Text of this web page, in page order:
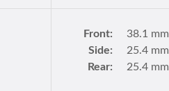
Front:
38.1 mm
Side:
25.4 mm
Rear:
25.4 mm